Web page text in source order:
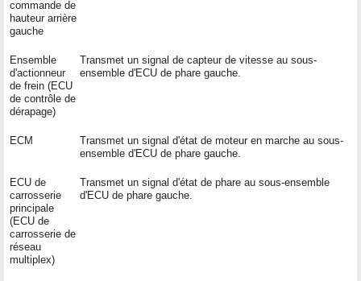
commande de
hauteur arrière
gauche
Ensemble
d'actionneur
de frein (ECU
de contrôle de
dérapage)
Transmet un signal de capteur de vitesse au sous-
ensemble d'ECU de phare gauche.
ECM
Transmet un signal d'état de moteur en marche au sous-
ensemble d'ECU de phare gauche.
ECU de
carrosserie
principale
(ECU de
carrosserie de
réseau
multiplex)
Transmet un signal d'état de phare au sous-ensemble
d'ECU de phare gauche.